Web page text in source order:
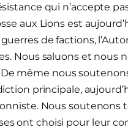
qui n’accepte
aux Lions est
de factions,
Nous saluons et nous
même nous
principale,
Nous
ont choisi pour leur